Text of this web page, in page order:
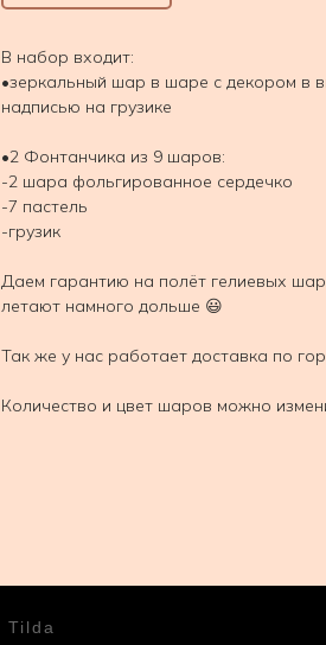
В набор входит:
•зеркальный шар в шаре с декором в
надписью на грузике
•2 Фонтанчика из 9 шаров:
-2 шара фольгированное сердечко
-7 пастель
-грузик
Даем гарантию на полёт гелиевых
летают намного дольше 😃
Так же у нас работает доставка по
Количество и цвет шаров можно
Tilda